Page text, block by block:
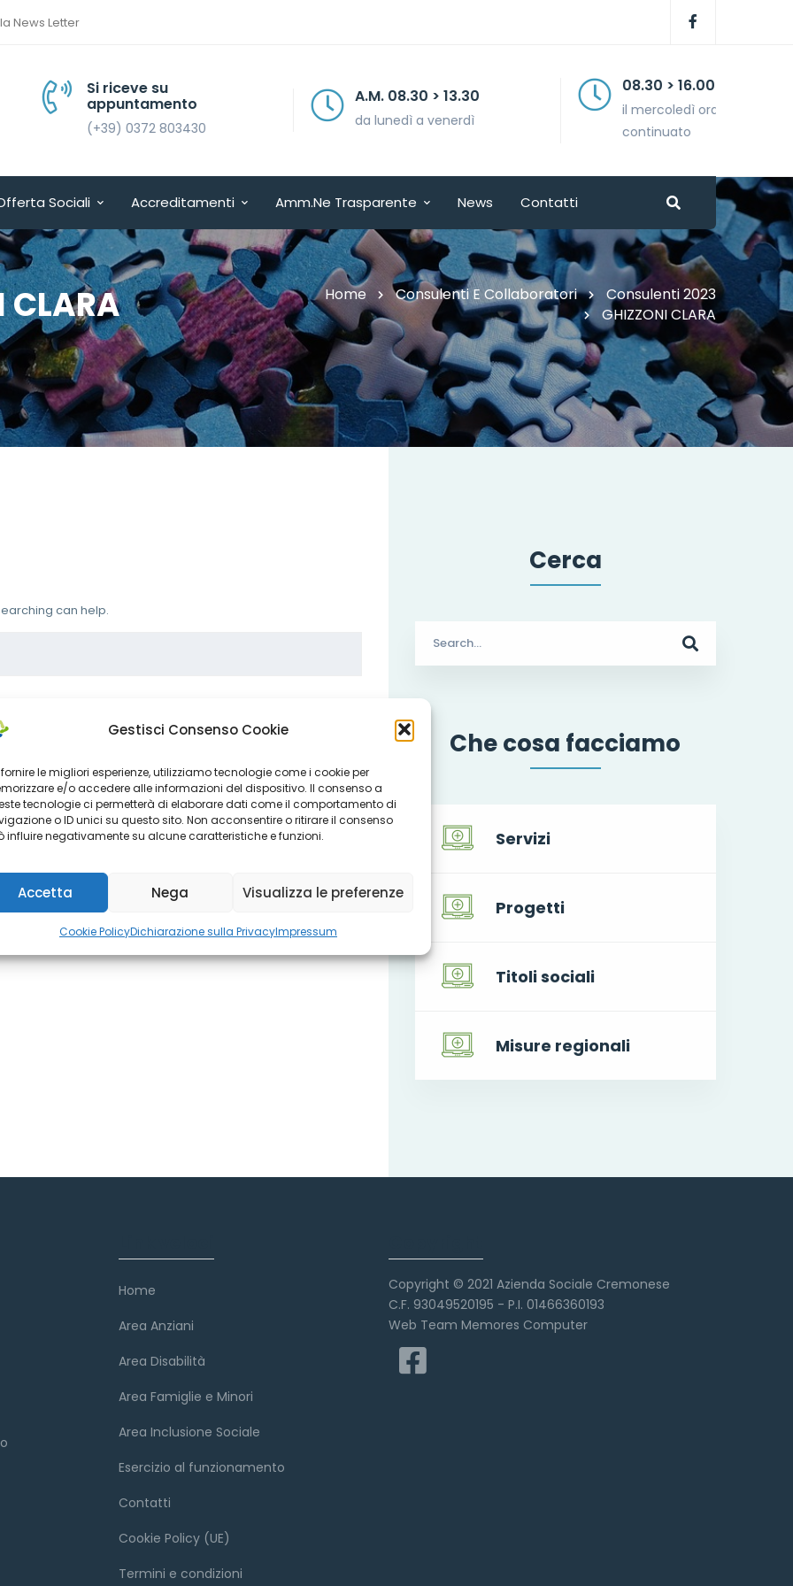
Gestisci Consenso Cookie
fornire le migliori esperienze, utilizziamo tecnologie come i cookie per
e/o accedere alle informazioni del dispositivo. Il consenso a
tecnologie ci permetterà di elaborare dati come il comportamento di
o ID unici su questo sito. Non acconsentire o ritirare il consenso
influire negativamente su alcune caratteristiche e funzioni.
Accetta Nega Visualizza le preferenze
Cookie PolicyDichiarazione sulla PrivacyImpressum
News Letter
Si riceve su
appuntamento
(+39) 0372 803430
A.M. 08.30 > 13.30
da lunedì a venerdì
08.30 > 16.00
il mercoledì orario
Sociali Accreditamenti Amm.ne Trasparente News Contatti
Home Consulenti E Collaboratori
Consulenti 2023
GHIZZONI CLARA
can help.
Cerca
for:
Che cosa facciamo
Servizi
Progetti
Titoli sociali
Misure regionali
Home
Area Anziani
Area Disabilità
Area Famiglie e Minori
Area Inclusione Sociale
Esercizio al funzionamento
Contatti
Cookie Policy (UE)
Termini e condizioni
Copyright © 2021 Azienda Sociale Cremonese
C.F. 93049520195 - P.I. 01466360193
Web Team Memores Computer